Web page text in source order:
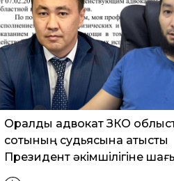
Оралдық адвокат ЗКО
сотының судьясына қатысты
Президент әкімшілігіне